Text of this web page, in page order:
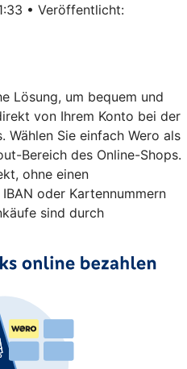
• Veröffentlicht:
Lösung, um bequem und
von Ihrem Konto bei der
Wählen Sie einfach Wero als
Bereich des Online-Shops.
ohne einen
oder Kartennummern
sind durch